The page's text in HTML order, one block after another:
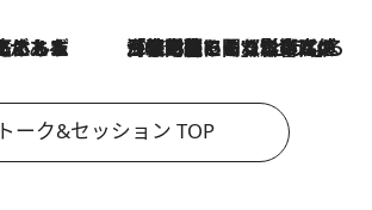
2026.8.3
「住宅建てられない…」「サーチャージ料の高値が続いている」ホルムズ海峡封鎖による影響はいつまで続く？《エネルギー専門家に聞く“どうなる日本の暮らし”》
トーク&セッション TOP